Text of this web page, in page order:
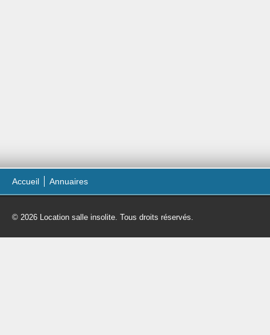
Accueil Annuaires
© 2026 Location salle insolite. Tous droits réservés.